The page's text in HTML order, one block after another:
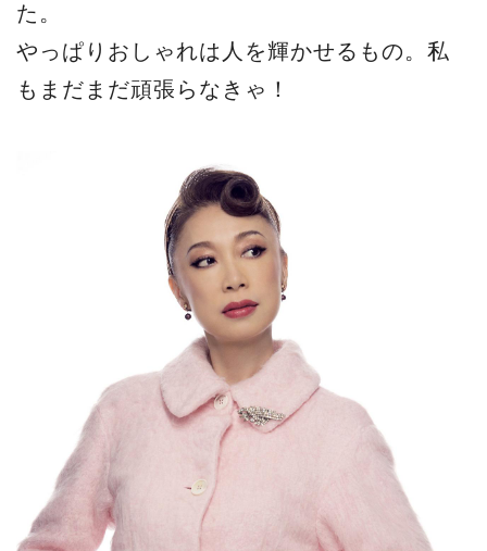
た。
やっぱりおしゃれは人を輝かせるもの。私
もまだまだ頑張らなきゃ！